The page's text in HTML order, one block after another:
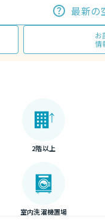
最新の
お
情
2階以上
室内洗濯機置場